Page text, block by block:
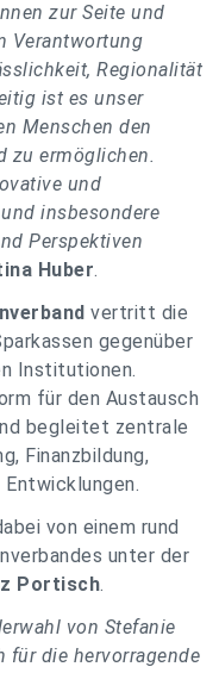
zur Seite und
Verantwortung
Regionalität
ist es unser
Menschen den
zu ermöglichen.
und
insbesondere
Perspektiven
Huber.
vertritt die
gegenüber
Institutionen.
für den Austausch
begleitet zentrale
Finanzbildung,
von einem rund
unter der
Portisch.
von Stefanie
für die hervorragende